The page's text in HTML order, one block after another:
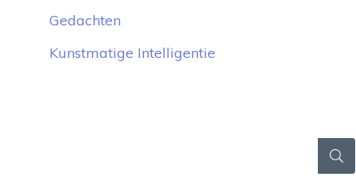
Gedachten
Kunstmatige Intelligentie